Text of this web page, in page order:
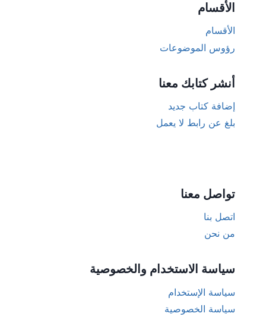
الأقسام
الأقسام
رؤوس الموضوعات
أنشر كتابك معنا
إضافة كتاب جديد
بلغ عن رابط لا يعمل
تواصل معنا
اتصل بنا
من نحن
سياسة الاستخدام والخصوصية
سياسة الإستخدام
سياسة الخصوصية